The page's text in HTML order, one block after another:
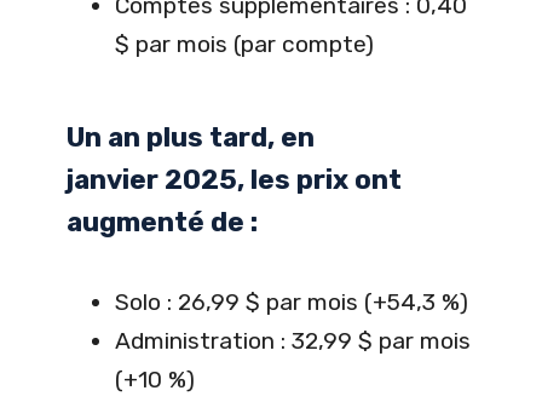
$ par mois (par compte)
Un an plus tard, en
janvier 2025, les prix ont
augmenté de :
Solo : 26,99 $ par mois (+54,3 %)
Administration : 32,99 $ par mois
(+10 %)